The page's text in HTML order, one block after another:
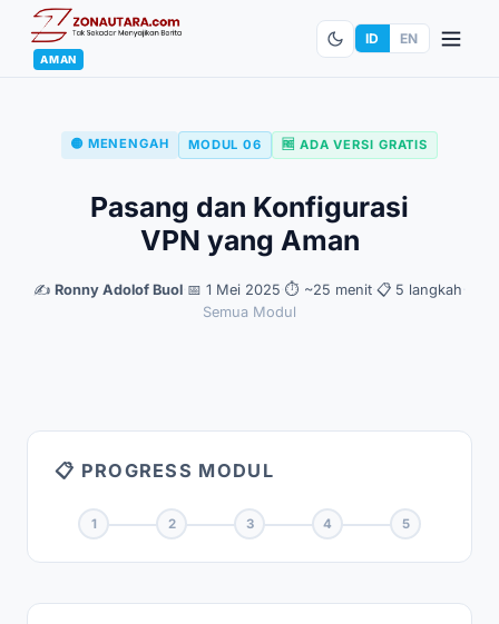
AMAN
ID EN
🟡 MENENGAH MODUL 06 🆓 ADA VERSI GRATIS
Pasang dan Konfigurasi
VPN yang Aman
✍️ Ronny Adolof Buol· 📅 1 Mei 2025 ⏱ ~25 menit· 📋 5 langkah
Semua Modul
📋 PROGRESS MODUL
1 2 3 4 5